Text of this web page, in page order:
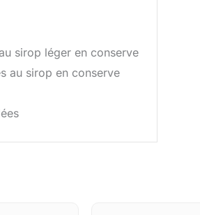
sirop léger en conserve
au sirop en conserve